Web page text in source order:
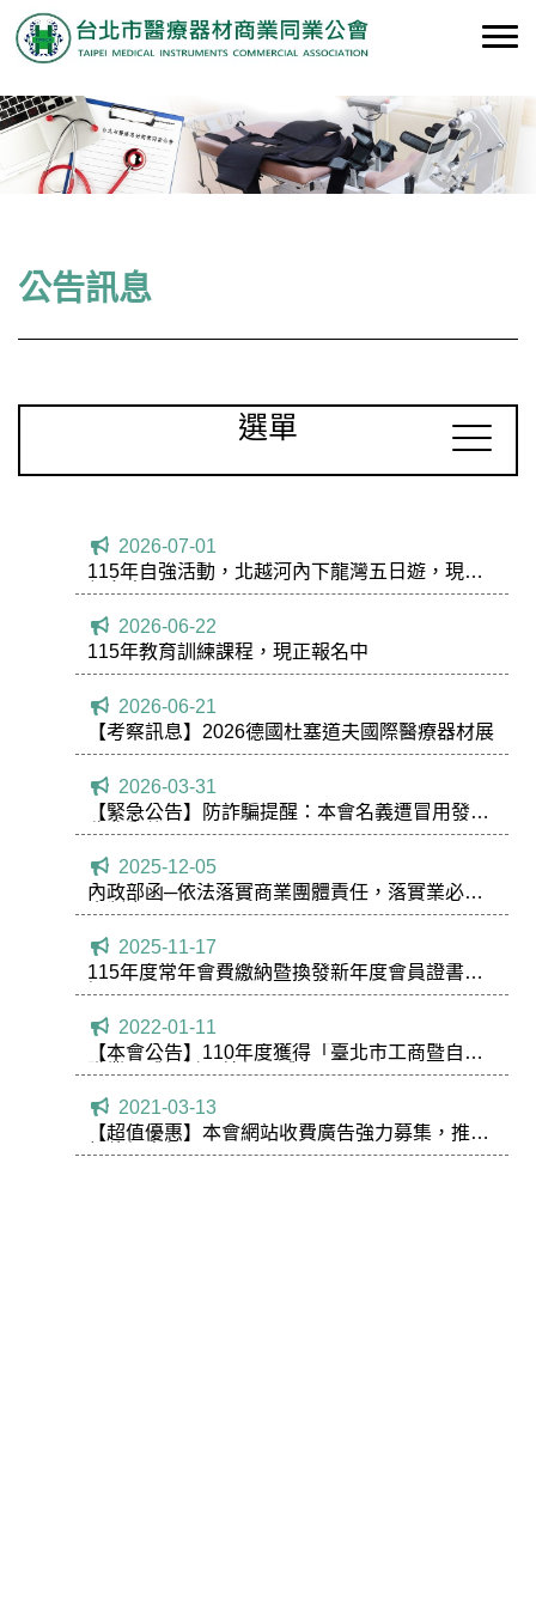
公告訊息
選單
2026-07-01
115年自強活動，北越河內下龍灣五日遊，現正
報名中！
2026-06-22
115年教育訓練課程，現正報名中
2026-06-21
【考察訊息】2026德國杜塞道夫國際醫療器材展
2026-03-31
【緊急公告】防詐騙提醒：本會名義遭冒用發送
收費郵件
2025-12-05
內政部函─依法落實商業團體責任，落實業必歸
會制度。
2025-11-17
115年度常年會費繳納暨換發新年度會員證書通
知
2022-01-11
【本會公告】110年度獲得「臺北市工商暨自由
職業團體評鑑」績優團體
2021-03-13
【超值優惠】本會網站收費廣告強力募集，推出
超值優惠價